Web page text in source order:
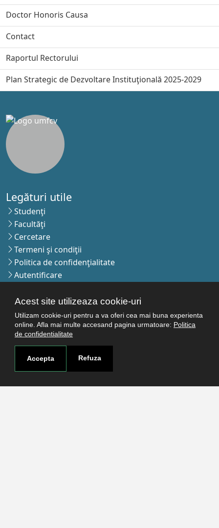
Acest site utilizeaza cookie-uri
Utilizam cookie-uri pentru a va oferi cea mai buna experienta
online. Afla mai multe accesand pagina urmatoare: Politica
de confidentialitate
Accepta Refuza
Doctor Honoris Causa
Contact
Raportul Rectorului
Plan Strategic de Dezvoltare Instituţională 2025-2029
Legături utile
Studenţi
Facultăţi
Cercetare
Termeni şi condiţii
Politica de confidenţialitate
Autentificare
Contact
Pagina de contact
Cum ajungi aici
Str. Petru Rareş nr.2, Craiova, 200349
Abonează-te la newsletter!